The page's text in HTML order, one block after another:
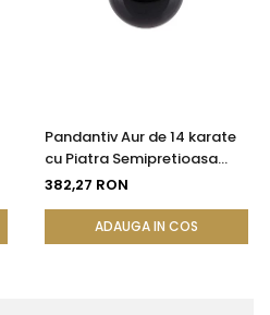
Pandantiv Aur de 14 karate
cu Piatra Semipretioasa
Naturala de Onix de 8 mm
382,27 RON
ADAUGA IN COS